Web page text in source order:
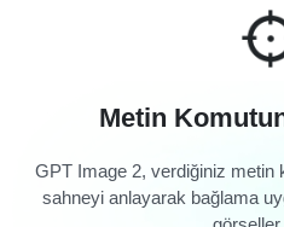
Metin
GPT Image 2, verdiğiniz metin
sahneyi anlayarak bağlama